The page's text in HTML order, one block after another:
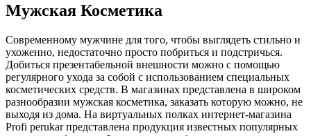
Мужская Косметика
Современному мужчине для того, чтобы выглядеть стильно и
ухоженно, недостаточно просто побриться и подстричься.
Добиться презентабельной внешности можно с помощью
регулярного ухода за собой с использованием специальных
косметических средств. В магазинах представлена в широком
разнообразии мужская косметика, заказать которую можно, не
выходя из дома. На виртуальных полках интернет-магазина
Profi perukar представлена продукция известных популярных